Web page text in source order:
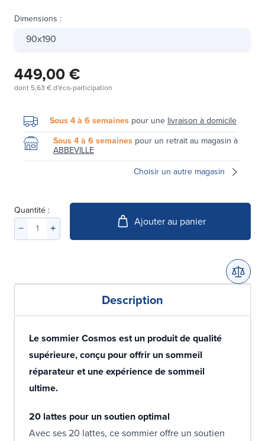
Dimensions :
90x190
449,00 €
dont 5,63 €d'éco-participation
Sous 4 à 6 semaines pour une livraison à domicile
Sous 4 à 6 semaines pour un retrait au magasin à
ABBEVILLE
Choisir un autre magasin
Quantité :
Ajouter au panier
Description
Le sommier Cosmos est un produit de qualité
supérieure, conçu pour offrir un sommeil
réparateur et une expérience de sommeil
ultime.
20 lattes pour un soutien optimal
Avec ses 20 lattes, ce sommier offre un soutien